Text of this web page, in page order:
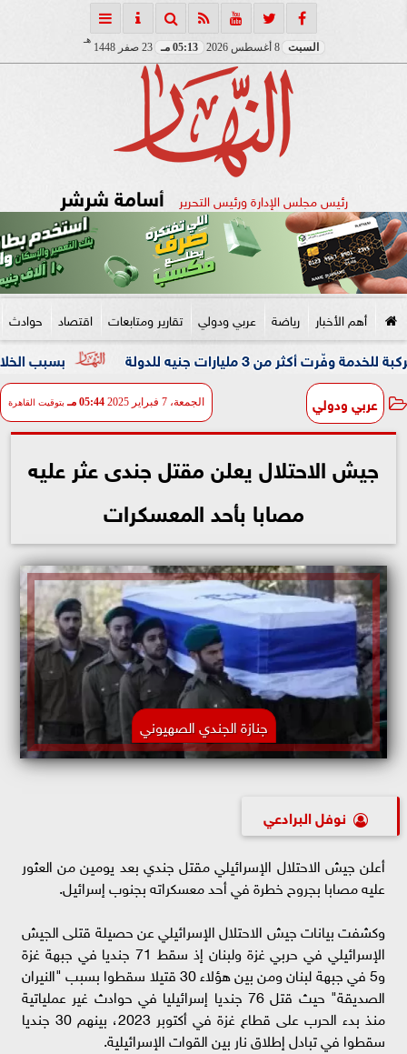
السبت 8 أغسطس 2026 05:13 مـ 23 صفر 1448
هـ
رئيس مجلس الإدارة ورئيس التحرير أسامة شرشر
أهم الأخبار رياضة عربي ودولي تقارير ومتابعات اقتصاد حوادث
بسبب الخلافات
عربي ودولي الجمعة، 7 فبراير 2025 05:44 مـ بتوقيت القاهرة
جيش الاحتلال يعلن مقتل جندى عثر عليه
مصابا بأحد المعسكرات
جنازة الجندي الصهيوني
نوفل البرادعي
أعلن جيش الاحتلال الإسرائيلي مقتل جندي بعد يومين من العثور
عليه مصابا بجروح خطرة في أحد معسكراته بجنوب إسرائيل.
وكشفت بيانات جيش الاحتلال الإسرائيلي عن حصيلة قتلى الجيش
الإسرائيلي في حربي غزة ولبنان إذ سقط 71 جنديا في جبهة غزة
و5 في جبهة لبنان ومن بين هؤلاء 30 قتيلا سقطوا بسبب "النيران
الصديقة" حيث قتل 76 جنديا إسرائيليا في حوادث غير عملياتية
منذ بدء الحرب على قطاع غزة في أكتوبر 2023، بينهم 30 جنديا
سقطوا في تبادل إطلاق نار بين القوات الإسرائيلية.